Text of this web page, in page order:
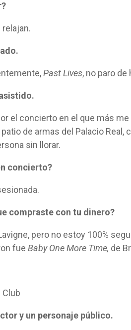
Past Lives, no paro de
el concierto en el que más me
de armas del Palacio Real,
sin llorar.
concierto?
compraste con tu dinero?
pero no estoy 100%
fue Baby One More Time, de
Club
y un personaje público.